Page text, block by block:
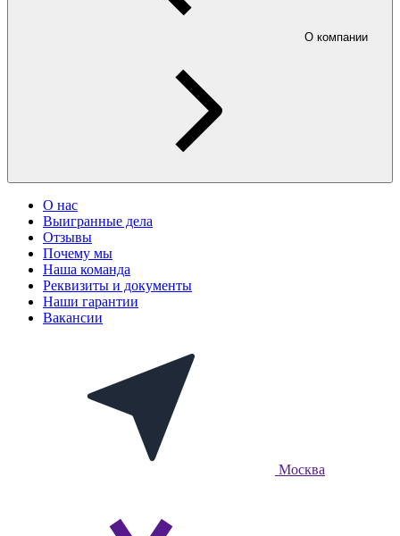
О компании
О нас
Выигранные дела
Отзывы
Почему мы
Наша команда
Реквизиты и документы
Наши гарантии
Вакансии
Москва